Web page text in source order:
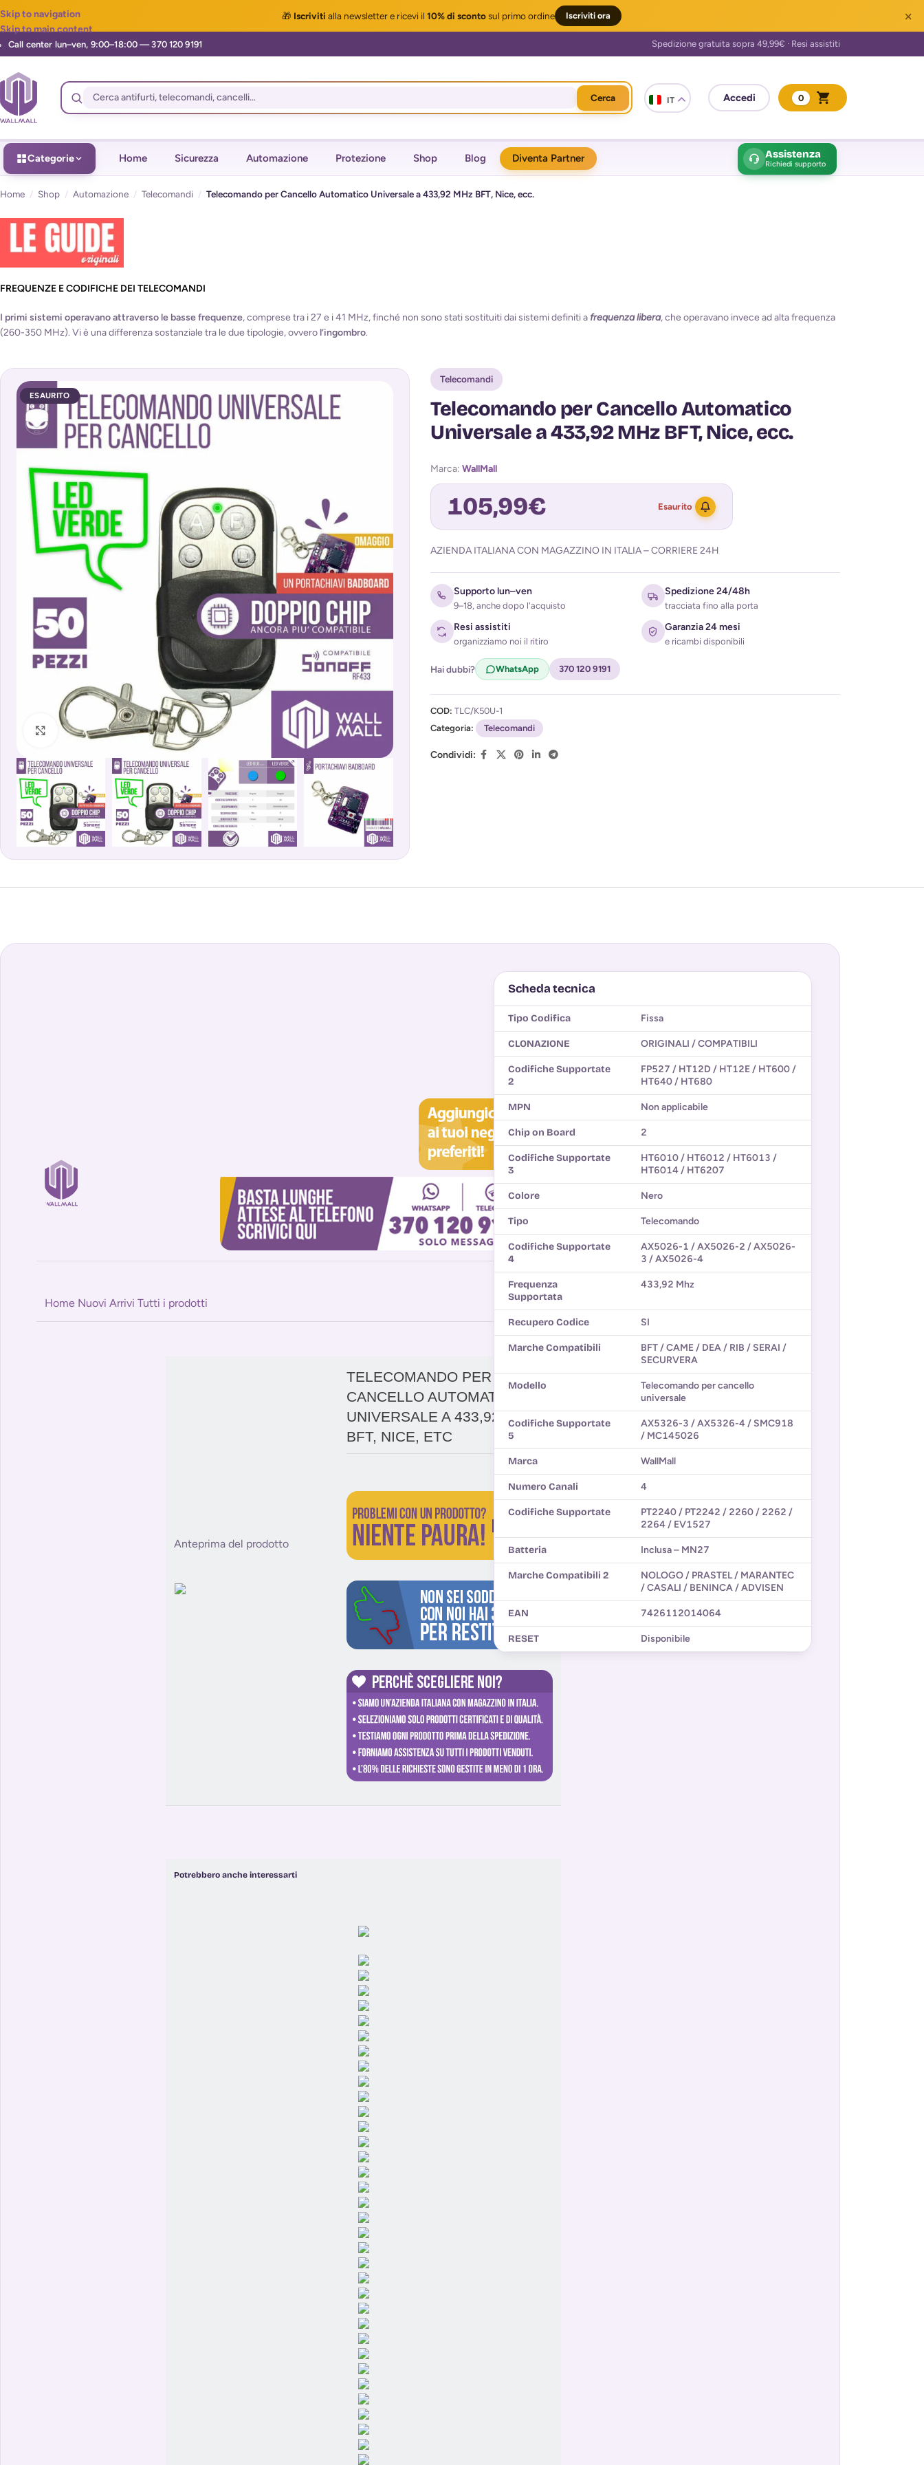
🎁 Iscriviti alla newslettere ricevi il 10% di scontosul primo ordine Iscriviti ora ×
Skip to navigation
Skip to main content
Cerca IT 0
Categorie Home Sicurezza Automazione Protezione Shop Blog Diventa Partner Assistenza
Richiedi supporto
Home / Shop / Automazione / Telecomandi / Telecomando per Cancello Automatico Universale a 433,92 MHz BFT, Nice, ecc.
FREQUENZE E CODIFICHE DEI TELECOMANDI
I primi sistemi operavano attraverso le basse frequenze, comprese tra i 27 e i 41 MHz, finché non sono stati sostituiti dai sistemi definiti a frequenza libera, che operavano invece ad alta frequenza
(260-350 MHz). Vi è una differenza sostanziale tra le due tipologie, ovvero l’ingombro.
ESAURITO
Clicca per ingrandire
Telecomandi
Telecomando per Cancello Automatico
Universale a 433,92 MHz BFT, Nice, ecc.
Marca: WallMall
105,99€ Esaurito
Acconsento al trattamento dei miei dati per ricevere l'avviso di disponibilità
(Privacy Policy
AZIENDA ITALIANA CON MAGAZZINO IN ITALIA – CORRIERE 24H
Supporto lun–ven
9–18, anche dopo l'acquisto
Spedizione 24/48h
tracciata fino alla porta
Resi assistiti
organizziamo noi il ritiro
Garanzia 24 mesi
e ricambi disponibili
Hai dubbi? WhatsApp 370 120 9191
COD: TLC/K50U-1
Categoria:
Telecomandi
Condividi:
Home Nuovi Arrivi Tutti i prodotti
Anteprima del prodotto
TELECOMANDO PER
CANCELLO AUTOMATICO
UNIVERSALE A 433,92 MHZ
BFT, NICE, ETC
Potrebbero anche interessarti
Scheda tecnica
Tipo Codifica Fissa
CLONAZIONE ORIGINALI / COMPATIBILI
Codifiche Supportate
2
FP527 / HT12D / HT12E / HT600 /
HT640 / HT680
MPN Non applicabile
Chip on Board 2
Codifiche Supportate
3
HT6010 / HT6012 / HT6013 /
HT6014 / HT6207
Colore Nero
Tipo Telecomando
Codifiche Supportate
4
AX5026-1 / AX5026-2 / AX5026-
3 / AX5026-4
Frequenza
Supportata
433,92 Mhz
Recupero Codice SI
Marche Compatibili
BFT / CAME / DEA / RIB / SERAI /
SECURVERA
Modello
Telecomando per cancello
universale
Codifiche Supportate
5
AX5326-3 / AX5326-4 / SMC918
/ MC145026
Marca WallMall
Numero Canali 4
Codifiche Supportate
PT2240 / PT2242 / 2260 / 2262 /
2264 / EV1527
Batteria Inclusa – MN27
Marche Compatibili 2
NOLOGO / PRASTEL / MARANTEC
/ CASALI / BENINCA / ADVISEN
EAN 7426112014064
RESET Disponibile